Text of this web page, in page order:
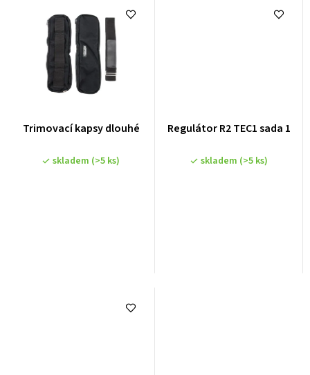
Trimovací kapsy dlouhé
skladem (>5 ks)
Regulátor R2 TEC1 sada 1
skladem (>5 ks)